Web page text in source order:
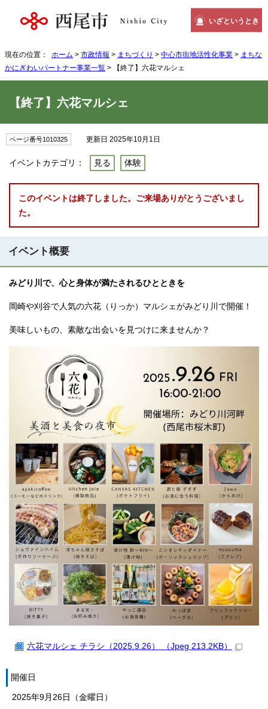
いざというとき
現在の位置： ホーム > 市政情報 > まちづくり > 中心市街地活性化事業 > まちな
かにぎわいパートナー事業一覧 > 【終了】六花マルシェ
【終了】六花マルシェ
ページ番号1010325 更新日 2025年10月1日
イベントカテゴリ： 見る 体験
このイベントは終了しました。ご来場ありがとうございまし
た。
イベント概要
みどり川で、心と身体が満たされるひとときを
岡崎や刈谷で人気の六花（りっか）マルシェがみどり川で開催！
美味しいもの、素敵な出会いを見つけに来ませんか？
六花マルシェ チラシ（2025.9.26） （Jpeg 213.2KB）
開催日
2025年9月26日（金曜日）